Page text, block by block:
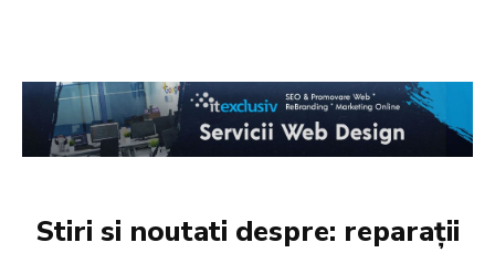
Stiri si noutati despre: reparații